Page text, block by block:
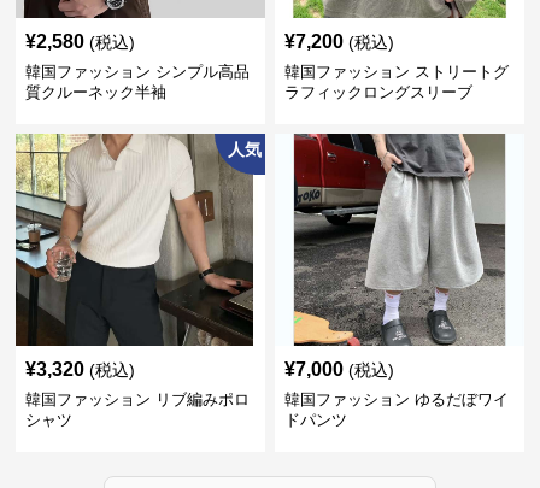
¥2,580 (税込)
韓国ファッション シンプル高品
質クルーネック半袖
¥7,200 (税込)
韓国ファッション ストリートグ
ラフィックロングスリーブ
人気
¥3,320 (税込)
韓国ファッション リブ編みポロ
シャツ
¥7,000 (税込)
韓国ファッション ゆるだぼワイ
ドパンツ